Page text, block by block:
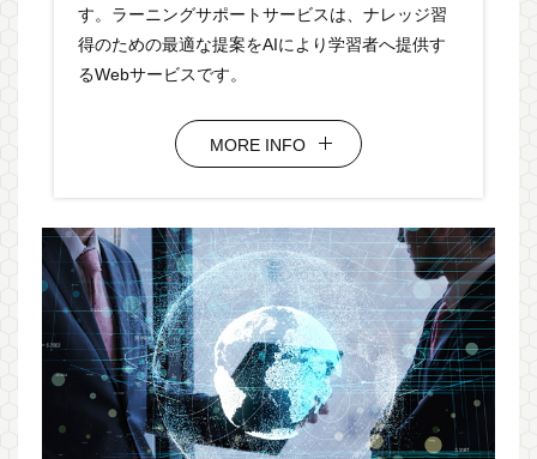
す。ラーニングサポートサービスは、ナレッジ習
得のための最適な提案をAIにより学習者へ提供す
るWebサービスです。
MORE INFO